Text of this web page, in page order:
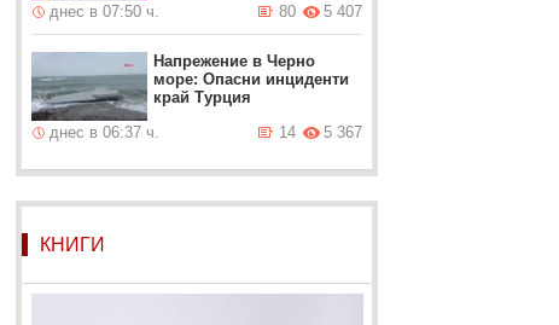
днес в 07:50 ч.
5 407
80
Напрежение в Черно
море: Опасни инциденти
край Турция
днес в 06:37 ч.
5 367
14
КНИГИ